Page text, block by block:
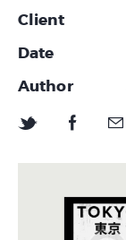
Client
Date
Author